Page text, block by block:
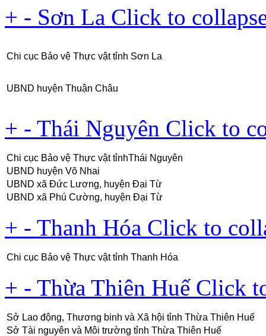
+ - Sơn La Click to
Chi cục Bảo vệ Thực vật tỉnh Sơn La
UBND huyện Thuận Châu
+ - Thái Nguyên Click to
Chi cục Bảo vệ Thực vật tỉnhThái Nguyên
UBND huyện Võ Nhai
UBND xã Đức Lương, huyện Đại Từ
UBND xã Phú Cường, huyện Đại Từ
+ - Thanh Hóa Click to
Chi cục Bảo vệ Thực vật tỉnh Thanh Hóa
+ - Thừa Thiên Huế Click
Sở Lao động, Thương binh và Xã hội tỉnh Thừa Thiên Huế
Sở Tài nguyên và Môi trường tỉnh Thừa Thiên Huế